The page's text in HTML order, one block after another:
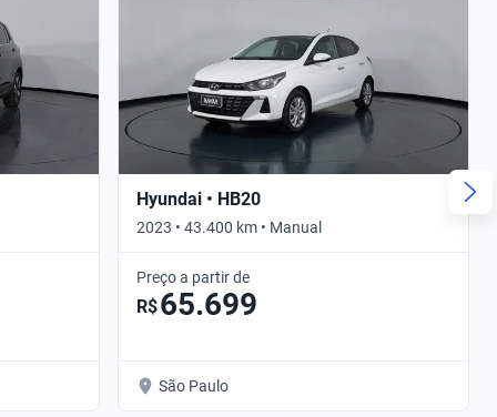
Hyundai • HB20
2023 • 43.400 km • Manual
Preço a partir de
R$65.699
São Paulo